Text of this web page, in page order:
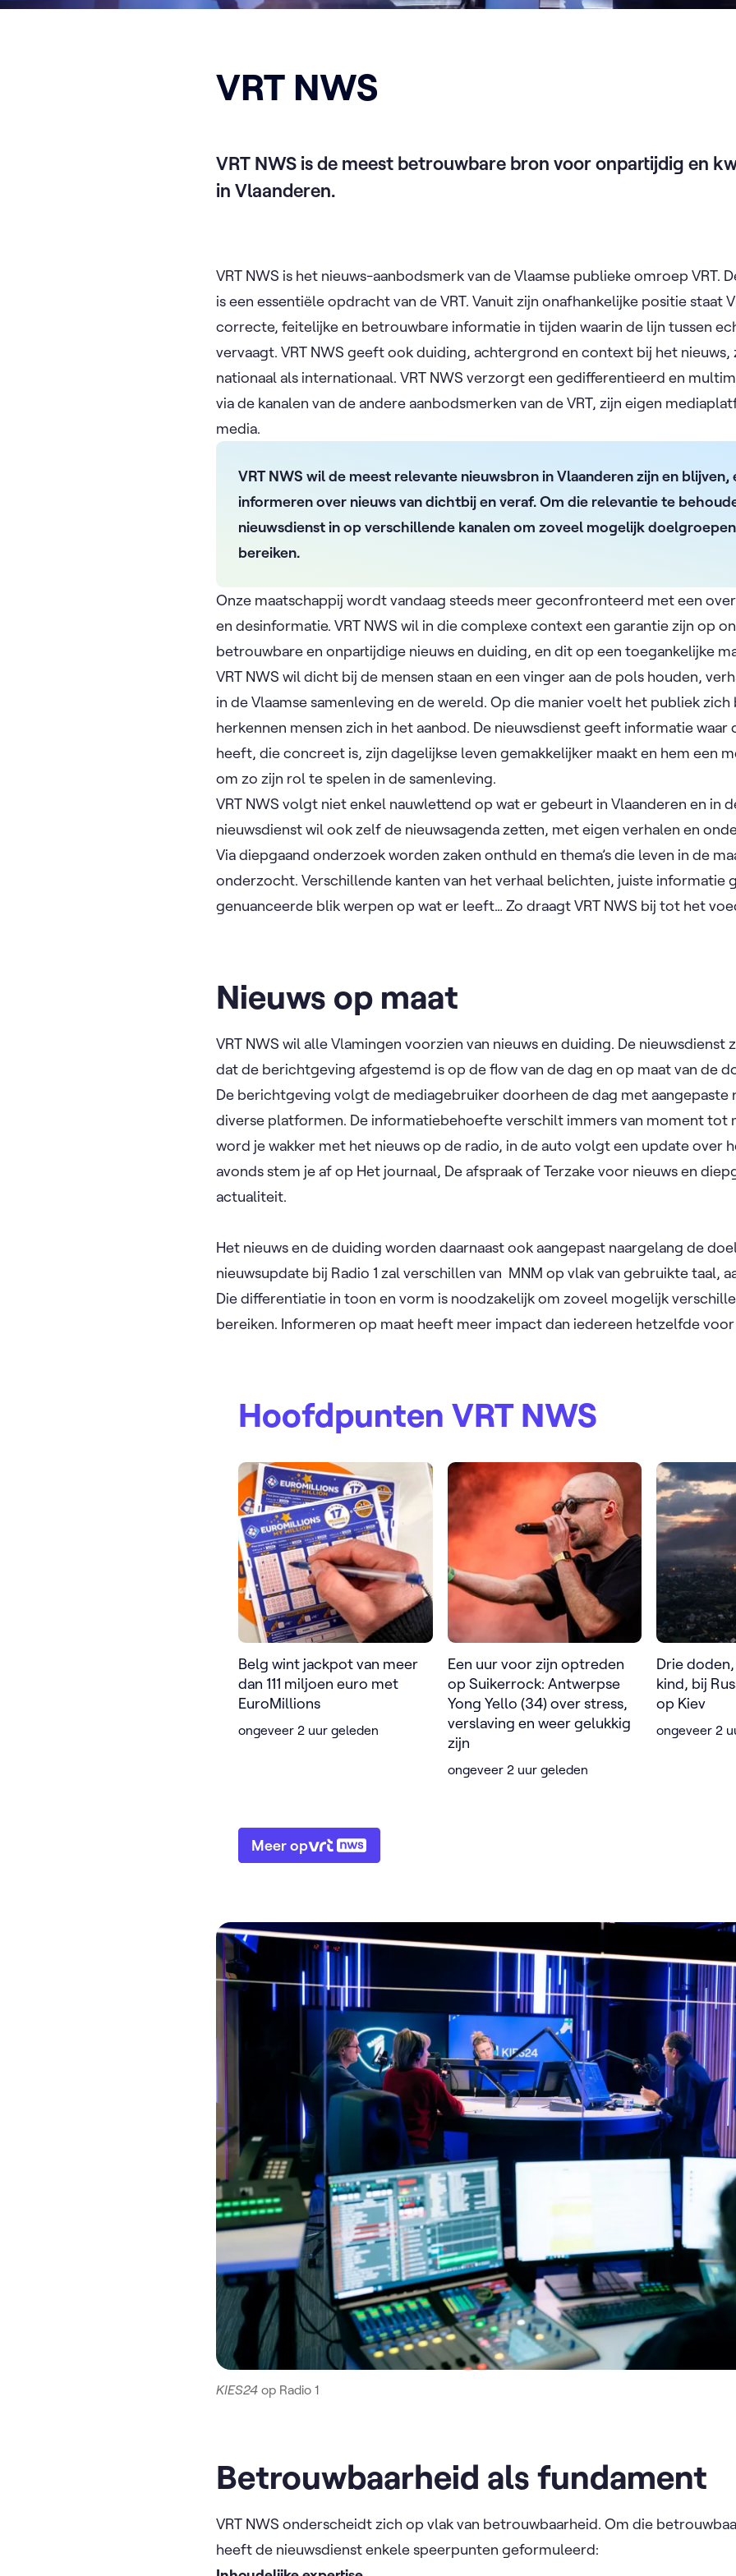
VRT NWS
VRT NWS is de meest betrouwbare bron voor onpartijdig en
in Vlaanderen.
VRT NWS is het nieuws-aanbodsmerk van de Vlaamse publieke omroep VRT.
is een essentiële opdracht van de VRT. Vanuit zijn onafhankelijke positie staat
correcte, feitelijke en betrouwbare informatie in tijden waarin de lijn tussen
vervaagt. VRT NWS geeft ook duiding, achtergrond en context bij het nieuws,
nationaal als internationaal. VRT NWS verzorgt een gedifferentieerd en
via de kanalen van de andere aanbodsmerken van de VRT, zijn eigen
media.
VRT NWS wil de meest relevante nieuwsbron in Vlaanderen zijn en blijven,
informeren over nieuws van dichtbij en veraf. Om die relevantie te
nieuwsdienst in op verschillende kanalen om zoveel mogelijk
bereiken.
Onze maatschappij wordt vandaag steeds meer geconfronteerd met een
en desinformatie. VRT NWS wil in die complexe context een garantie zijn op
betrouwbare en onpartijdige nieuws en duiding, en dit op een toegankelijke
VRT NWS wil dicht bij de mensen staan en een vinger aan de pols houden,
in de Vlaamse samenleving en de wereld. Op die manier voelt het publiek
herkennen mensen zich in het aanbod. De nieuwsdienst geeft informatie waar
heeft, die concreet is, zijn dagelijkse leven gemakkelijker maakt en hem een
om zo zijn rol te spelen in de samenleving.
VRT NWS volgt niet enkel nauwlettend op wat er gebeurt in Vlaanderen en in
nieuwsdienst wil ook zelf de nieuwsagenda zetten, met eigen verhalen en
Via diepgaand onderzoek worden zaken onthuld en thema’s die leven in de
onderzocht. Verschillende kanten van het verhaal belichten, juiste informatie
genuanceerde blik werpen op wat er leeft… Zo draagt VRT NWS bij tot het
Nieuws op maat
VRT NWS wil alle Vlamingen voorzien van nieuws en duiding. De
dat de berichtgeving afgestemd is op de flow van de dag en op maat van de
De berichtgeving volgt de mediagebruiker doorheen de dag met aangepaste
diverse platformen. De informatiebehoefte verschilt immers van moment tot
word je wakker met het nieuws op de radio, in de auto volgt een update over
avonds stem je af op Het journaal, De afspraak of Terzake voor nieuws en
actualiteit.
Het nieuws en de duiding worden daarnaast ook aangepast naargelang de
nieuwsupdate bij Radio 1 zal verschillen van MNM op vlak van gebruikte taal,
Die differentiatie in toon en vorm is noodzakelijk om zoveel mogelijk
bereiken. Informeren op maat heeft meer impact dan iedereen hetzelfde
Hoofdpunten VRT NWS
Belg wint jackpot van meer
dan 111 miljoen euro met
EuroMillions
ongeveer 2 uur geleden
Een uur voor zijn optreden
op Suikerrock: Antwerpse
Yong Yello (34) over stress,
verslaving en weer gelukkig
zijn
ongeveer 2 uur geleden
Drie
kind, bij
op Kiev
ongeveer 2
Meer op
KIES24 op Radio 1
Betrouwbaarheid als fundament
VRT NWS onderscheidt zich op vlak van betrouwbaarheid. Om die
heeft de nieuwsdienst enkele speerpunten geformuleerd: